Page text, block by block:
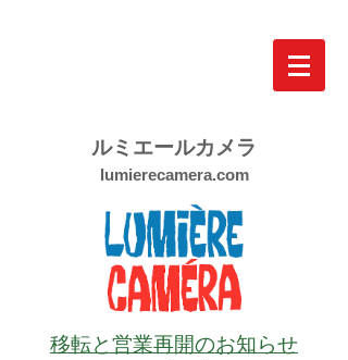
ルミエールカメラ
lumierecamera.com
移転と営業再開のお知らせ